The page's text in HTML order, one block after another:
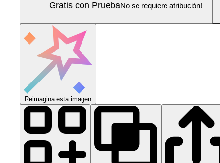
Gratis con PruebaNo se requiere atribución!
Reimagina esta imagen